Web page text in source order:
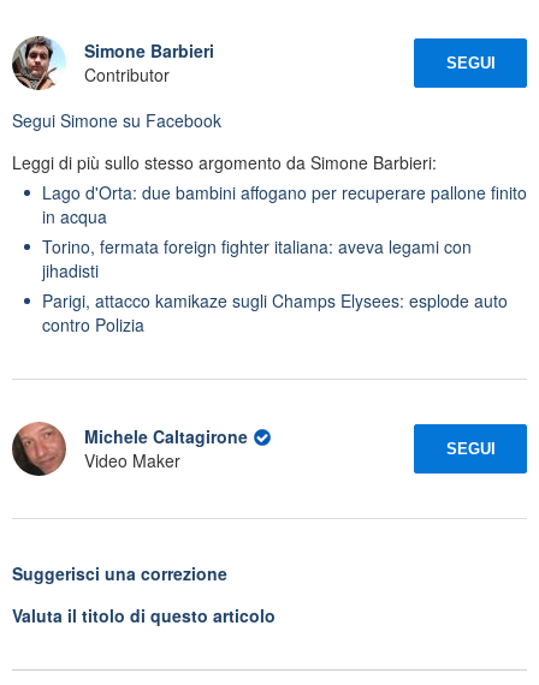
Simone Barbieri
Contributor
SEGUI
Segui Simone su Facebook
Leggi di più sullo stesso argomento da Simone Barbieri:
Lago d'Orta: due bambini affogano per recuperare pallone finito
in acqua
Torino, fermata foreign fighter italiana: aveva legami con
jihadisti
Parigi, attacco kamikaze sugli Champs Elysees: esplode auto
contro Polizia
Michele Caltagirone
Video Maker
SEGUI
Suggerisci una correzione
Valuta il titolo di questo articolo